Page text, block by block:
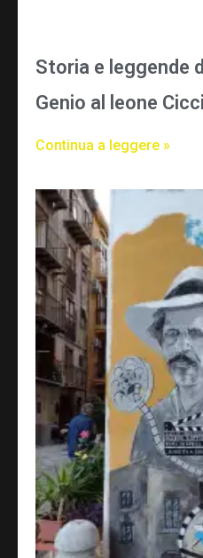
Storia e leggende
Genio al leone
Continua a leggere »